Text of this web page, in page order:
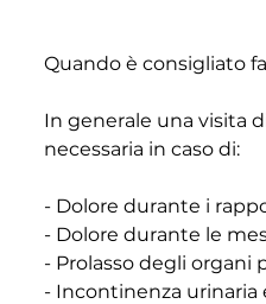
Quando è consigliato
In generale una visita
necessaria in caso di:
- Dolore durante i
- Dolore durante le
- Prolasso degli organi
- Incontinenza urinaria